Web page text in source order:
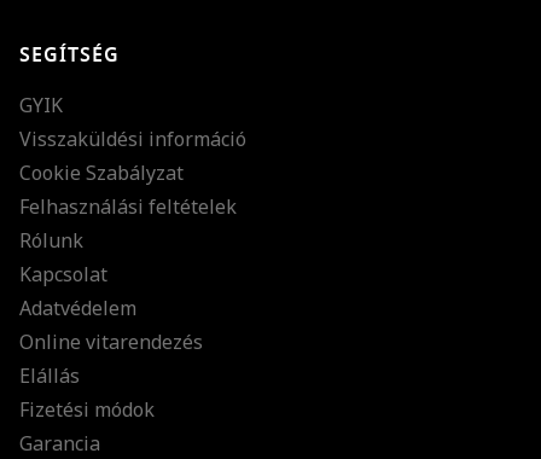
SEGÍTSÉG
GYIK
Visszaküldési információ
Cookie Szabályzat
Felhasználási feltételek
Rólunk
Kapcsolat
Adatvédelem
Online vitarendezés
Elállás
Fizetési módok
Garancia